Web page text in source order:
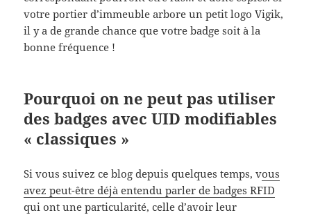
votre portier d’immeuble arbore un petit logo Vigik,
il y a de grande chance que votre badge soit à la
bonne fréquence !
Pourquoi on ne peut pas utiliser
des badges avec UID modifiables
« classiques »
Si vous suivez ce blog depuis quelques temps, vous
avez peut-être déjà entendu parler de badges RFID
qui ont une particularité, celle d’avoir leur